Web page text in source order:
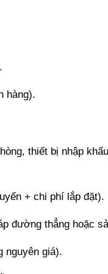
hàng).
thiết bị nhập
+ chi phí lắp đặt).
đường thẳng hoặc
nguyên giá).